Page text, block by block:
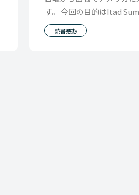
す。 今回の目的はItad
加 世界的にIT機器の処分は
のが
読書感想